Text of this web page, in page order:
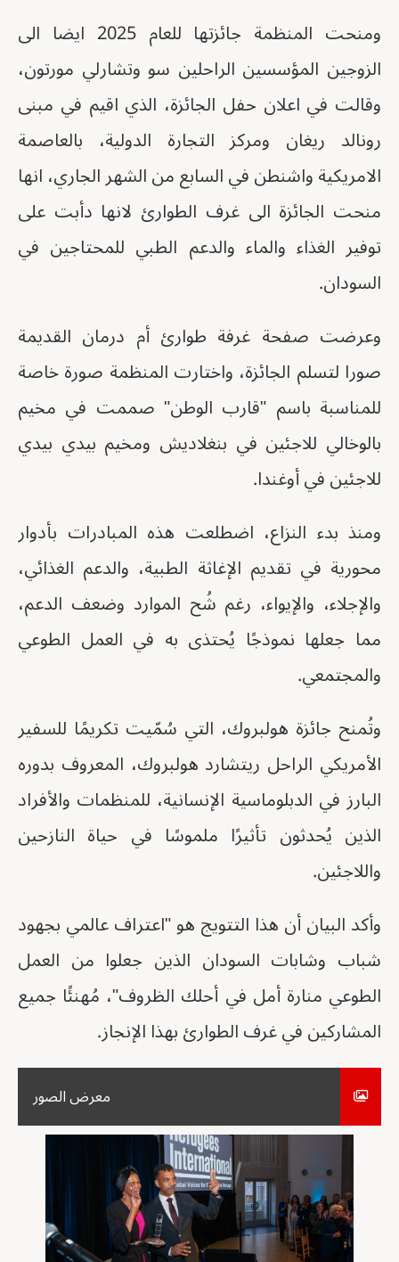
ومنحت المنظمة جائزتها للعام 2025 ايضا الى
الزوجين المؤسسين الراحلين سو وتشارلي مورتون،
وقالت في اعلان حفل الجائزة، الذي اقيم في مبنى
رونالد ريغان ومركز التجارة الدولية، بالعاصمة
الامريكية واشنطن في السابع من الشهر الجاري، انها
منحت الجائزة الى غرف الطوارئ لانها دأبت على
توفير الغذاء والماء والدعم الطبي للمحتاجين في
السودان.
وعرضت صفحة غرفة طوارئ أم درمان القديمة
صورا لتسلم الجائزة، واختارت المنظمة صورة خاصة
للمناسبة باسم "قارب الوطن" صممت في مخيم
بالوخالي للاجئين في بنغلاديش ومخيم بيدي بيدي
للاجئين في أوغندا.
ومنذ بدء النزاع، اضطلعت هذه المبادرات بأدوار
محورية في تقديم الإغاثة الطبية، والدعم الغذائي،
والإجلاء، والإيواء، رغم شُح الموارد وضعف الدعم،
مما جعلها نموذجًا يُحتذى به في العمل الطوعي
والمجتمعي.
وتُمنح جائزة هولبروك، التي سُمّيت تكريمًا للسفير
الأمريكي الراحل ريتشارد هولبروك، المعروف بدوره
البارز في الدبلوماسية الإنسانية، للمنظمات والأفراد
الذين يُحدثون تأثيرًا ملموسًا في حياة النازحين
واللاجئين.
وأكد البيان أن هذا التتويج هو "اعتراف عالمي بجهود
شباب وشابات السودان الذين جعلوا من العمل
الطوعي منارة أمل في أحلك الظروف"، مُهنئًا جميع
المشاركين في غرف الطوارئ بهذا الإنجاز.
معرض الصور